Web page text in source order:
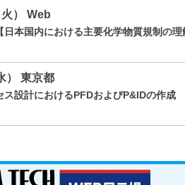
） Web
日本国内における主要化学物質規制の
） 東京都
ス設計におけるPFDおよびP&IDの作成